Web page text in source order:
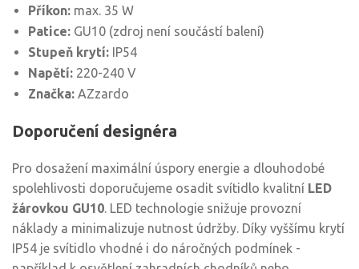
Příkon: max. 35 W
Patice: GU10 (zdroj není součástí balení)
Stupeň krytí: IP54
Napětí: 220-240 V
Značka: AZzardo
Doporučení designéra
Pro dosažení maximální úspory energie a dlouhodobé
spolehlivosti doporučujeme osadit svítidlo kvalitní LED
žárovkou GU10. LED technologie snižuje provozní
náklady a minimalizuje nutnost údržby. Díky vyššímu krytí
IP54 je svítidlo vhodné i do náročných podmínek -